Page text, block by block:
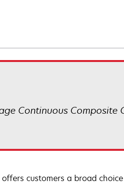
Continuous
offers customers a broad